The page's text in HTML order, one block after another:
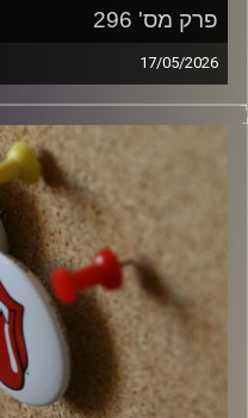
פרק מס' 296
17/05/2026
קלאסיקות רוק עם אורן הוף.
włodi